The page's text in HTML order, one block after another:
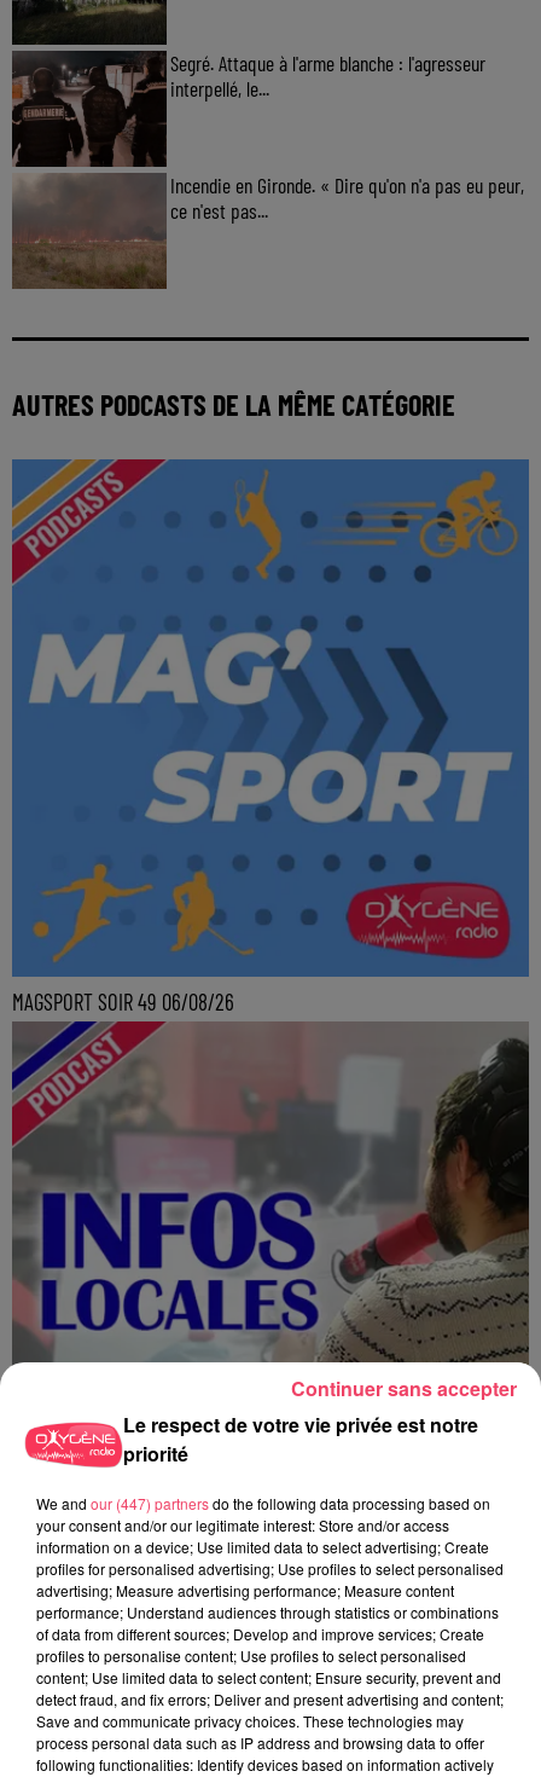
Segré. Attaque à l'arme blanche : l'agresseur
interpellé, le...
Incendie en Gironde. « Dire qu'on n'a pas eu peur,
ce n'est pas...
AUTRES PODCASTS DE LA MÊME CATÉGORIE
MAGSPORT SOIR 49 06/08/26
JOURNAL ANJOU MIDI 06/08/26
Le respect de votre vie privée est notre
priorité
We and our (447) partnersdo the following data processing based on
your consent and/or our legitimate interest: Store and/or access
information on a device; Use limited data to select advertising; Create
profiles for personalised advertising; Use profiles to select personalised
advertising; Measure advertising performance; Measure content
performance; Understand audiences through statistics or combinations
of data from different sources; Develop and improve services; Create
profiles to personalise content; Use profiles to select personalised
content; Use limited data to select content; Ensure security, prevent and
detect fraud, and fix errors; Deliver and present advertising and content;
Save and communicate privacy choices. These technologies may
process personal data such as IP address and browsing data to offer
following functionalities: Identify devices based on information actively
Continuer sans accepter